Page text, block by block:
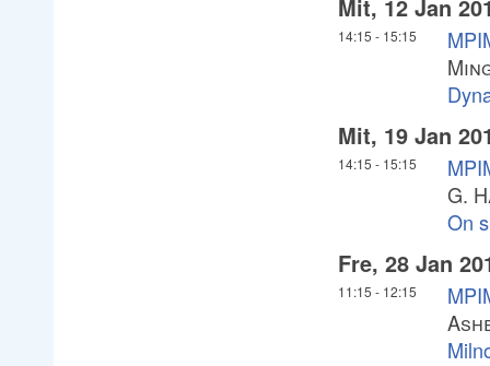
Mit, 12 Jan
14:15 - 15:15
Mit, 19 Jan
14:15 - 15:15
G.
On
Fre, 28 Jan
11:15 - 12:15